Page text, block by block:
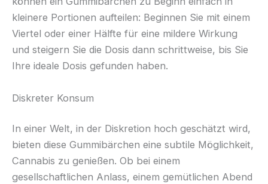
kleinere Portionen aufteilen: Beginnen Sie mit einem
Viertel oder einer Hälfte für eine mildere Wirkung
und steigern Sie die Dosis dann schrittweise, bis Sie
Ihre ideale Dosis gefunden haben.
Diskreter Konsum
In einer Welt, in der Diskretion hoch geschätzt wird,
bieten diese Gummibärchen eine subtile Möglichkeit,
Cannabis zu genießen. Ob bei einem
gesellschaftlichen Anlass, einem gemütlichen Abend